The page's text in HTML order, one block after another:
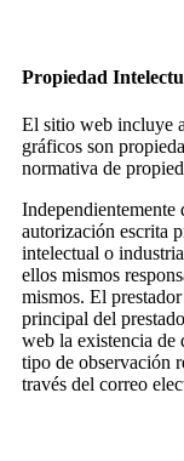
Propiedad
El sitio web incluye
gráficos son
normativa de
autorización escrita
intelectual o
ellos mismos
mismos. El
principal del
web la existencia de
tipo de observación
través del correo